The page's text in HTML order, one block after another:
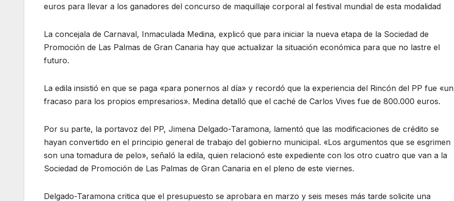
euros para llevar a los ganadores del concurso de maquillaje corporal al festival mundial de esta modalidad
La concejala de Carnaval, Inmaculada Medina, explicó que para iniciar la nueva etapa de la Sociedad de
Promoción de Las Palmas de Gran Canaria hay que actualizar la situación económica para que no lastre el
futuro.
La edila insistió en que se paga «para ponernos al día» y recordó que la experiencia del Rincón del PP fue «un
fracaso para los propios empresarios». Medina detalló que el caché de Carlos Vives fue de 800.000 euros.
Por su parte, la portavoz del PP, Jimena Delgado-Taramona, lamentó que las modificaciones de crédito se
hayan convertido en el principio general de trabajo del gobierno municipal. «Los argumentos que se esgrimen
son una tomadura de pelo», señaló la edila, quien relacionó este expediente con los otro cuatro que van a la
Sociedad de Promoción de Las Palmas de Gran Canaria en el pleno de este viernes.
Delgado-Taramona critica que el presupuesto se aprobara en marzo y seis meses más tarde solicite una